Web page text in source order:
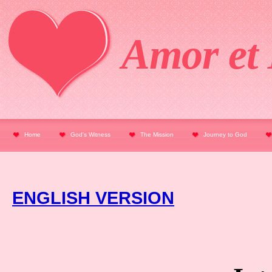
Amor et
Home God's Witness The Mission Journey to God
ENGLISH VERSION